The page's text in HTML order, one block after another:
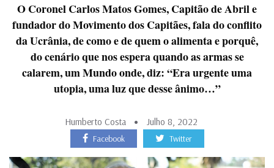
O Coronel Carlos Matos Gomes, Capitão de Abril e
fundador do Movimento dos Capitães, fala do conflito
da Ucrânia, de como e de quem o alimenta e porquê,
do cenário que nos espera quando as armas se
calarem, um Mundo onde, diz: “Era urgente uma
utopia, uma luz que desse ânimo…”
Humberto Costa Julho 8, 2022
Facebook Twitter